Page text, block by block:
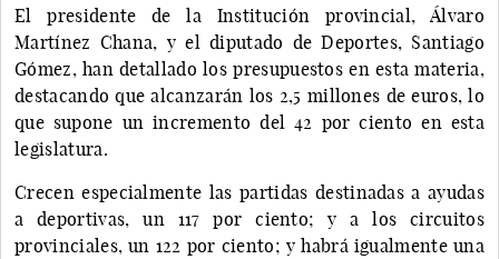
El presidente de la Institución provincial, Álvaro
Martínez Chana, y el diputado de Deportes, Santiago
Gómez, han detallado los presupuestos en esta materia,
destacando que alcanzarán los 2,5 millones de euros, lo
que supone un incremento del 42 por ciento en esta
legislatura.
Crecen especialmente las partidas destinadas a ayudas
a deportivas, un 117 por ciento; y a los circuitos
provinciales, un 122 por ciento; y habrá igualmente una